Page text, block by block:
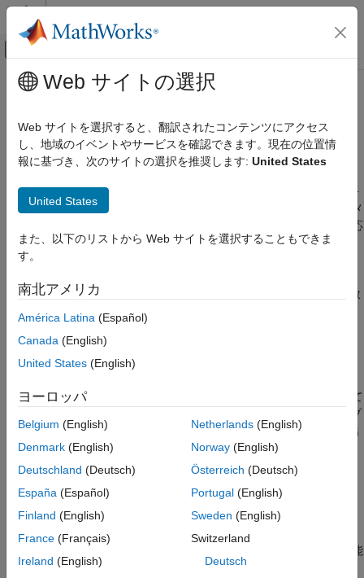
コンテンツへスキップ
オフキャンバス ナビゲーション メ
ドキュメンテーションのホーム
Simulink Coder
コードとツールのカスタマイズ
項目一覧
ブロック関数の概要
BlockTypeSetup(block, system)
Enable(block, system)
Disable(block, system)
Start(block, system)
Outputs(block, system)
Terminate(block, system)
参考
メインコンテンツ
ブロック ターゲット ファイルのメ
ソッド
ブロック関数の概要
各ブロックに、そのブロックのコードをどのように生成するかを
決めるターゲット ファイルがあります。ブロックの正確なパラメ
ーターや接続のタイプ (幅のある入力かスカラー入力かなど) に応
じて、コードはさまざまに異なります。
モデルまたはサブシステムの
などの関数
で出力するブロックのコードを指定します。
各ブロック ターゲット ファイル内で宣言された関数は、システ
ム ターゲット ファイルによって呼び出されます。以下の表で、
を表し、system
はブロックが含まれているサブシステムを表して
います。最初の表にリストされた 2 つは、前処理とセットアップ
に使用する関数です。これらの関数は、いずれも生成コードを出
力しません。
BlockTypeSetup(block, system)
以下の関数は、コード ジェネレーターで適宜配置される実行可能
コードを生成します。
Web サイトの選択
Web サイトを選択すると、翻訳されたコンテンツにアクセス
し、地域のイベントやサービスを確認できます。現在の位置情
報に基づき、次のサイトの選択を推奨します: United States
United States
また、以下のリストから Web サイトを選択することもできま
す。
南北アメリカ
América Latina (Español)
Canada (English)
United States (English)
ヨーロッパ
Belgium (English)
Denmark (English)
Deutschland (Deutsch)
España (Español)
Finland (English)
France (Français)
Ireland (English)
Netherlands(English)
Norway(English)
Österreich (Deutsch)
Portugal(English)
Sweden (English)
Switzerland
Deutsch